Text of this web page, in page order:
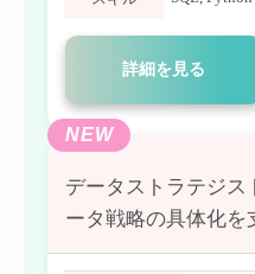
詳細を見る
NEW
データストラテジ
ータ戦略の具体化を